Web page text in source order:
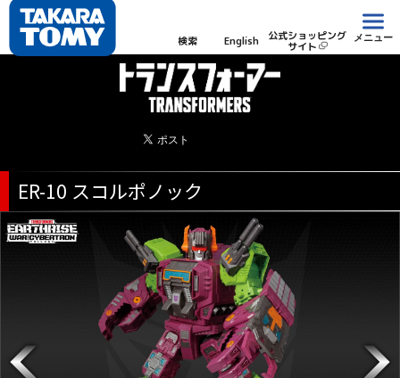
検索 English 公式ショッピング
サイト
メニュー
ER-10 スコルポノック